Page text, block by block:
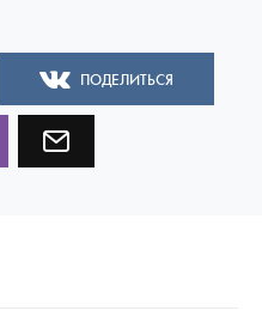
ПОДЕЛИТЬСЯ